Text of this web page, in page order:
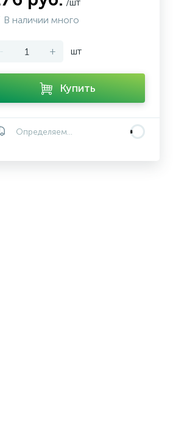
В наличии много
- + шт
Купить
Определяем...